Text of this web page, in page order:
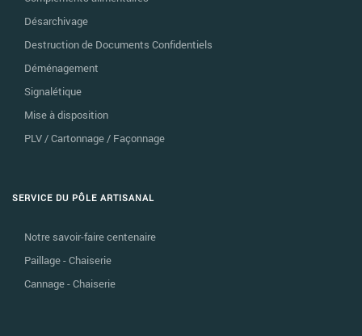
Désarchivage
Destruction de Documents Confidentiels
Déménagement
Signalétique
Mise à disposition
PLV / Cartonnage / Façonnage
SERVICE DU PÔLE ARTISANAL
Notre savoir-faire centenaire
Paillage - Chaiserie
Cannage - Chaiserie